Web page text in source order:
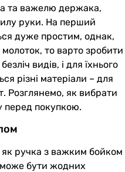
та важелю держака,
руки. На перший
дуже простим, однак,
то варто зробити
видів, і для їхнього
різні матеріали – для
Розглянемо, як вибрати
перед покупкою.
ручка з важким бойком
може бути жодних